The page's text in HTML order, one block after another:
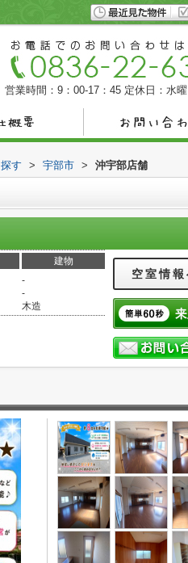
営業時間：9：00-17：45 定休日：水
す > 宇部市 > 沖宇部店舗
建物
-
-
木造
空室情報